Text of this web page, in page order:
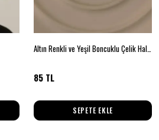
Altın Renkli ve Yeşil Boncuklu Çelik Halka Küpe
85 TL
SEPETE EKLE